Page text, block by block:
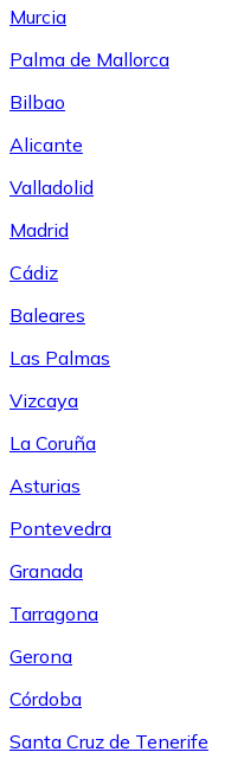
Murcia
Palma de Mallorca
Bilbao
Alicante
Valladolid
Madrid
Cádiz
Baleares
Las Palmas
Vizcaya
La Coruña
Asturias
Pontevedra
Granada
Tarragona
Gerona
Córdoba
Santa Cruz de Tenerife